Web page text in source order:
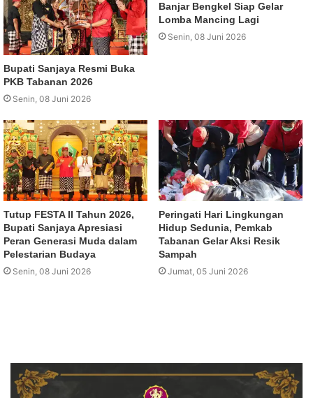
Bupati Sanjaya Resmi Buka
PKB Tabanan 2026
Senin, 08 Juni 2026
Banjar Bengkel Siap Gelar
Lomba Mancing Lagi
Senin, 08 Juni 2026
Tutup FESTA II Tahun 2026,
Bupati Sanjaya Apresiasi
Peran Generasi Muda dalam
Pelestarian Budaya
Senin, 08 Juni 2026
Peringati Hari Lingkungan
Hidup Sedunia, Pemkab
Tabanan Gelar Aksi Resik
Sampah
Jumat, 05 Juni 2026